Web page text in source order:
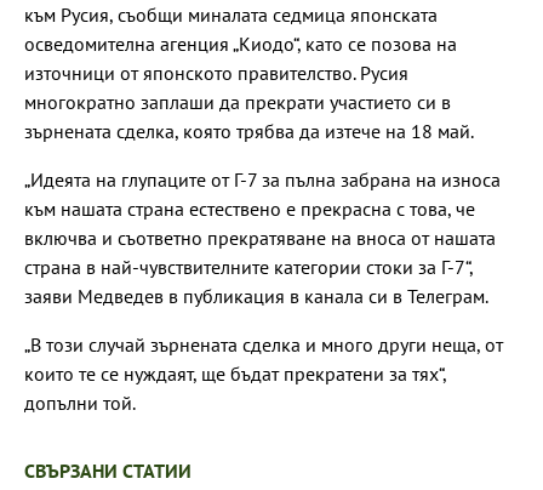
към Русия, съобщи миналата седмица японската
осведомителна агенция „Киодо“, като се позова на
източници от японското правителство. Русия
многократно заплаши да прекрати участието си в
зърнената сделка, която трябва да изтече на 18 май.
„Идеята на глупаците от Г-7 за пълна забрана на износа
към нашата страна естествено е прекрасна с това, че
включва и съответно прекратяване на вноса от нашата
страна в най-чувствителните категории стоки за Г-7“,
заяви Медведев в публикация в канала си в Телеграм.
„В този случай зърнената сделка и много други неща, от
които те се нуждаят, ще бъдат прекратени за тях“,
допълни той.
СВЪРЗАНИ СТАТИИ